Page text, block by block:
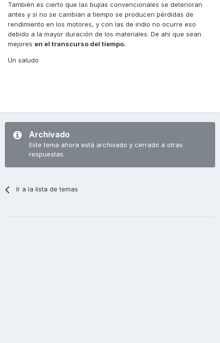
También es cierto que las bujías convencionales se deterioran
antes y si no se cambian a tiempo se producen pérdidas de
rendimiento en los motores, y con las de iridio no ocurre eso
debido a la mayor duración de los materiales. De ahí que sean
mejores en el transcurso del tiempo.
Un saludo
Archivado
Este tema ahora está archivado y cerrado a otras
respuestas.
Ir a la lista de temas